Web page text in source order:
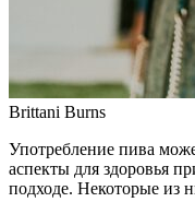
Brittani Burns
Употребление пива
аспекты для здоровья
подходе. Некоторые из